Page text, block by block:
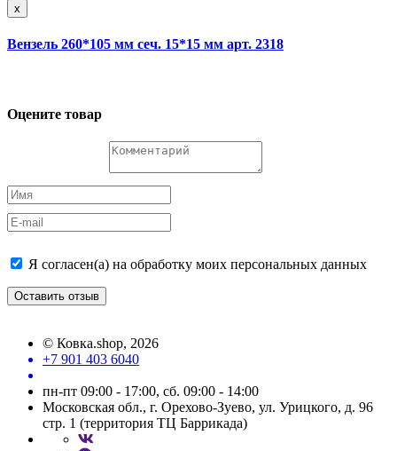
x
Вензель 260*105 мм сеч. 15*15 мм арт. 2318
Оцените товар
Я согласен(а) на обработку моих персональных данных
Оставить отзыв
© Ковка.shop, 2026
+7 901 403 6040
пн-пт 09:00 - 17:00, сб. 09:00 - 14:00
Московская обл., г. Орехово-Зуево, ул. Урицкого, д. 96
стр. 1 (территория ТЦ Баррикада)